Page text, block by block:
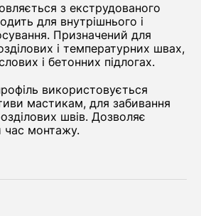
з екструдованого
для внутрішнього і
Призначений для
і температурних швах,
і бетонних підлогах.
використовується
мастикам, для забивання
швів. Дозволяє
час монтажу.